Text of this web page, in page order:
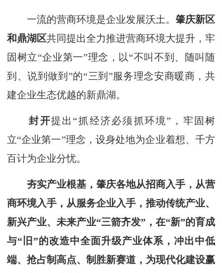
一流的营商环境是企业发展沃土。 肇庆新区
和鼎湖区共同提出全力推进营商环境大提升，牢
固树立“企业第一”理念，以“不叫不到、随叫随
到、说到做到”的“三到”服务理念安商暖商，共
建企业生态优越的新鼎湖。
封开提出“抓经济必须抓环境”，牢固树
立“企业第一”理念，设身处地为企业着想、千方
百计为企业分忧。
夯实产业根基，肇庆各地从招商入手，从营
商环境入手，从服务企业入手，推动传统产业、
新兴产业、未来产业“三箭齐发”，在“新”的育成
与“旧”的改造中全面升级产业体系，冲出中低
端、抢占制高点、制胜新赛道，为现代化建设赢